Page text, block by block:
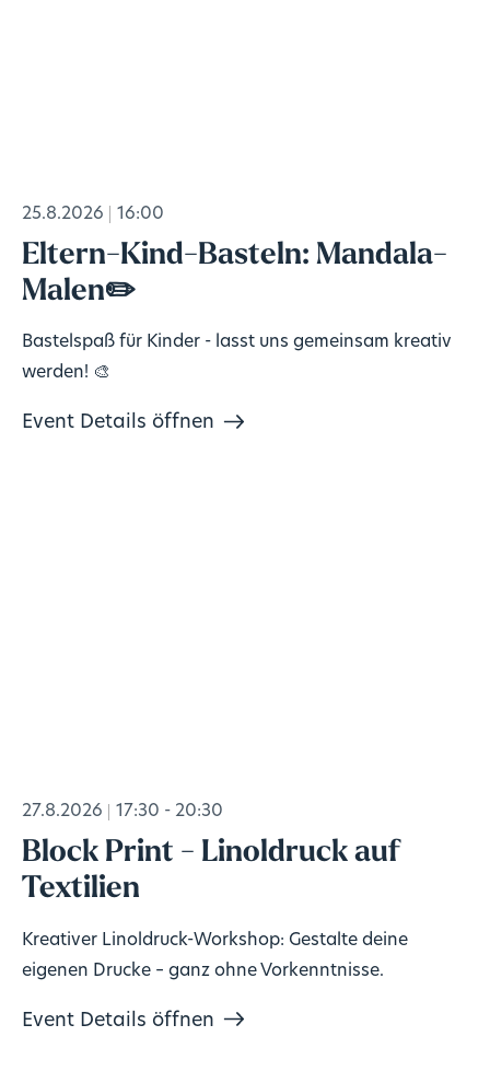
25.8.2026 16:00
Eltern-Kind-Basteln: Mandala-
Malen✏️
Bastelspaß für Kinder - lasst uns gemeinsam kreativ
werden! 🎨
Event Details öffnen
27.8.2026 17:30 - 20:30
Block Print - Linoldruck auf
Textilien
Kreativer Linoldruck-Workshop: Gestalte deine
eigenen Drucke – ganz ohne Vorkenntnisse.
Event Details öffnen